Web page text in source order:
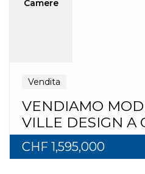
Camere
Vendita
VENDIAMO
VILLE DESIGN A
CHF 1,595,000